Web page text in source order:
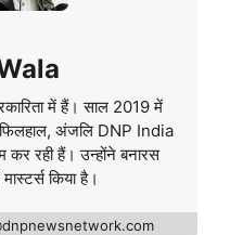
में हैं। साल 2019 में
फिलहाल, अंजलि DNP India
रही हैं। उन्होंने बनारस
मास्टर्स किया है।